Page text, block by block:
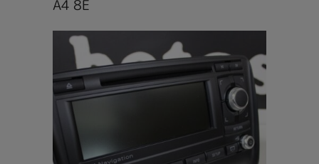
A4 8E